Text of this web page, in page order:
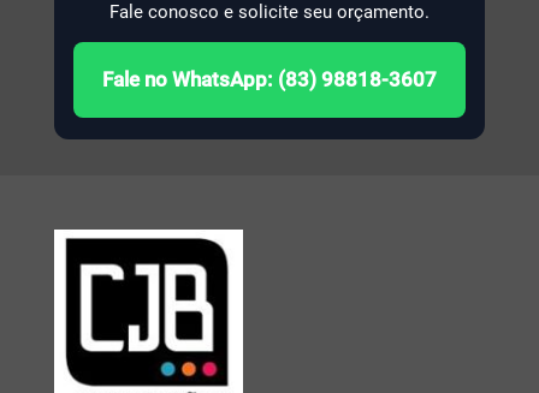
Fale conosco e solicite seu orçamento.
Fale no WhatsApp: (83) 98818-3607